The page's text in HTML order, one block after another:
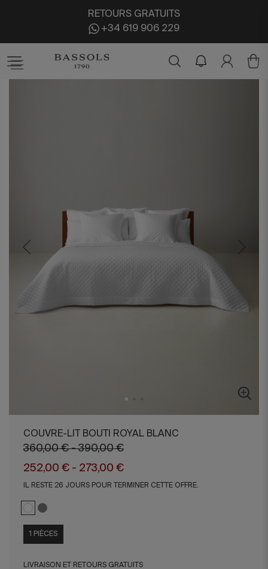
RETOURS GRATUITS
+34 619 906 229
COUVRE-LIT BOUTI ROYAL BLANC
360,00 € - 390,00 €
252,00 € - 273,00 €
IL RESTE 26 JOURS POUR TERMINER CETTE OFFRE.
1 PIÈCES
LIVRAISON ET RETOURS GRATUITS